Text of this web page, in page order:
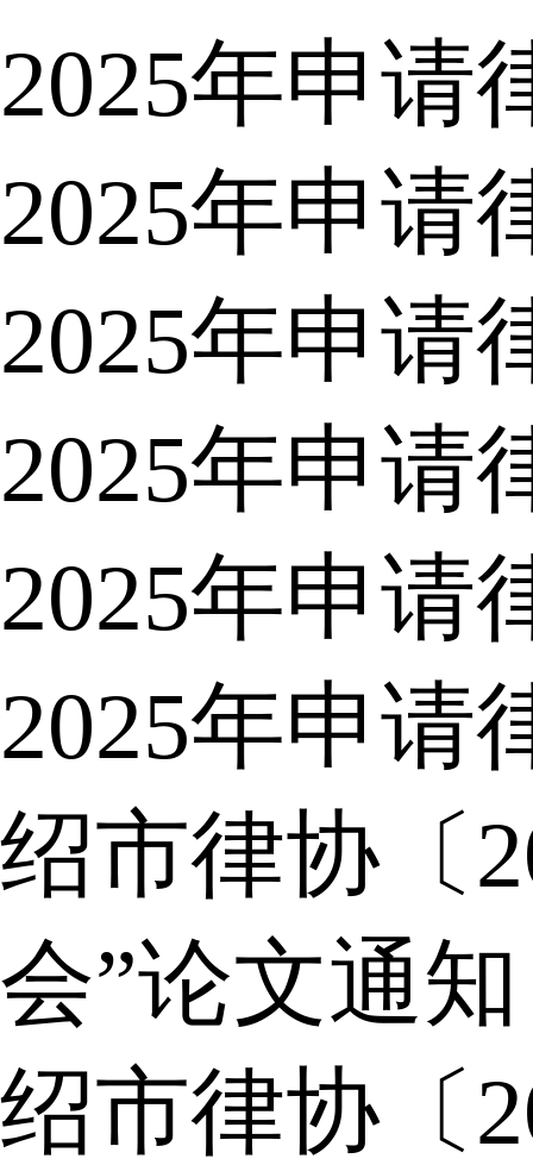
2025年申请
2025年申请
2025年申请
2025年申请
2025年申请
2025年申请
绍市律协〔
会”论文通知
绍市律协〔